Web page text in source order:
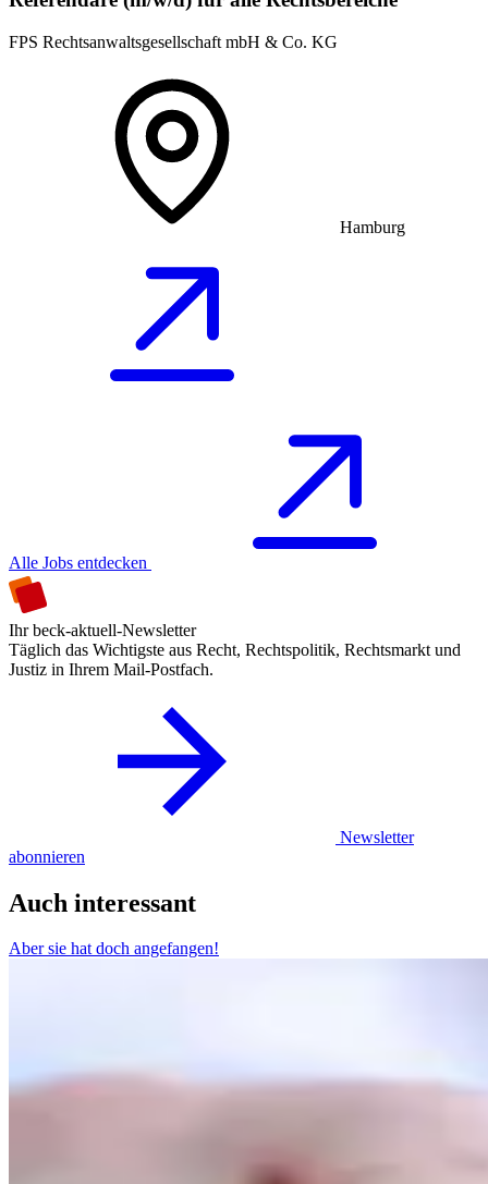
FPS Rechtsanwaltsgesellschaft mbH & Co. KG
Hamburg
Alle Jobs entdecken
Ihr beck-aktuell-Newsletter
Täglich das Wichtigste aus Recht, Rechtspolitik, Rechtsmarkt und
Justiz in Ihrem Mail-Postfach.
Newsletter
abonnieren
Auch interessant
Aber sie hat doch angefangen!